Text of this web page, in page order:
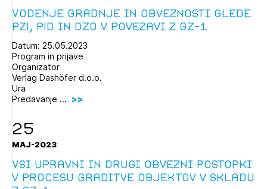
Vodenje gradnje in obveznosti glede
PZI, PID in DZO v povezavi z GZ-1
Datum: 25.05.2023
Program in prijave
Organizator
Verlag Dashöfer d.o.o.
Ura
Predavanje ...
25
MAJ-2023
Vsi upravni in drugi obvezni postopki
v procesu graditve objektov v skladu